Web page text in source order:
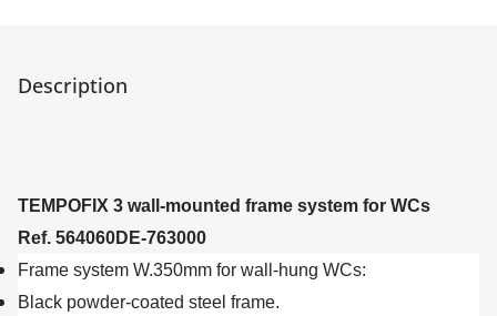
Description
TEMPOFIX 3 wall-mounted frame system for WCs
Ref. 564060DE-763000
Frame system W.350mm for wall-hung WCs:
Black powder-coated steel frame.